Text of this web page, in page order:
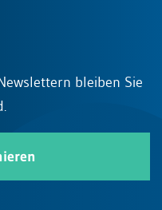
bleiben Sie